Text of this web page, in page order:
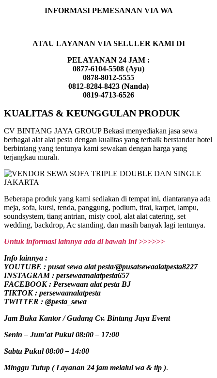
INFORMASI PEMESANAN VIA WA
ATAU LAYANAN VIA SELULER KAMI DI
PELAYANAN 24 JAM :
0877-6104-5508 (Ayu)
0878-8012-5555
0812-8284-8423 (Nanda)
0819-4713-6526
KUALITAS & KEUNGGULAN PRODUK
CV BINTANG JAYA GROUP Bekasi menyediakan jasa sewa
berbagai alat alat pesta dengan kualitas yang terbaik berstandar hotel
berbintang yang tentunya kami sewakan dengan harga yang
terjangkau murah.
Beberapa produk yang kami sediakan di tempat ini, diantaranya ada
meja, sofa, kursi, tenda, panggung, podium, tirai, karpet, lampu,
soundsystem, tiang antrian, misty cool, alat alat catering, set
wedding, backdrop, Ac standing, dan masih banyak lagi tentunya.
Untuk informasi lainnya ada di bawah ini >>>>>>
Info lainnya :
YOUTUBE : pusat sewa alat pesta/@pusatsewaalatpesta8227
INSTAGRAM : persewaanalatpesta657
FACEBOOK : Persewaan alat pesta BJ
TIKTOK : persewaanalatpesta
TWITTER : @pesta_sewa
Jam Buka Kantor / Gudang Cv. Bintang Jaya Event
Senin – Jum’at Pukul 08:00 – 17:00
Sabtu Pukul 08:00 – 14:00
Minggu Tutup ( Layanan 24 jam melalui wa & tlp ).